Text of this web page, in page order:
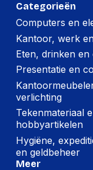
(Buitenste)
hoogte
(Buitenste)
lengte
(Buitenste)
breedte
(Buitenste)
Categorieën
Computers en
Kantoor, werk
Eten, drinken en
Presentatie en
verlichting
Tekenmateriaal
hobbyartikelen
Hygiëne,
en geldbeheer
Meer